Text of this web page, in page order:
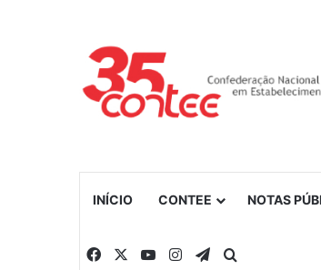
INÍCIO CONTEE NOTAS
Facebook YouTubeInstagramTelegram